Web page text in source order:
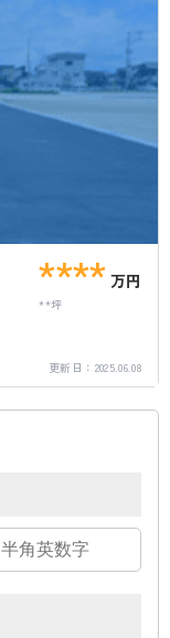
**** 万円
**坪
更新日： 2025.06.08